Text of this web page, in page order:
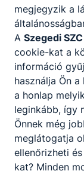
szakmai
alatt
akár
képzési
egymástól,
megjegyzik a
A Szegedi
cookie-kat a
információ
használja Ön
a honlap
leginkább, így
Önnek még
meglátogatja
ellenőrizheti
kat? Minden